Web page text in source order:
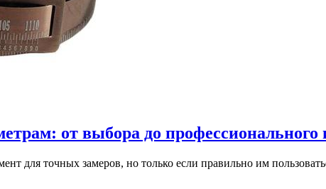
от выбора до профессионального
для точных замеров, но только если правильно им